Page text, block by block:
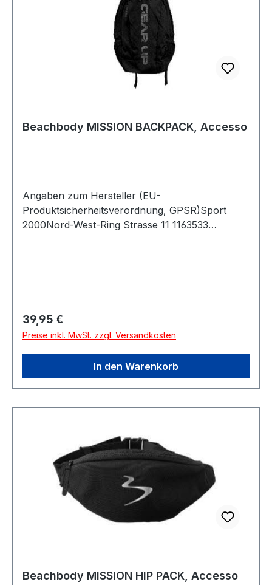
Beachbody MISSION BACKPACK, Accesso
Angaben zum Hersteller (EU-
Produktsicherheitsverordnung, GPSR)Sport
2000Nord-West-Ring Strasse 11 1163533
Regulärer Preis:
39,95 €
Preise inkl. MwSt. zzgl. Versandkosten
In den Warenkorb
Beachbody MISSION HIP PACK, Accesso